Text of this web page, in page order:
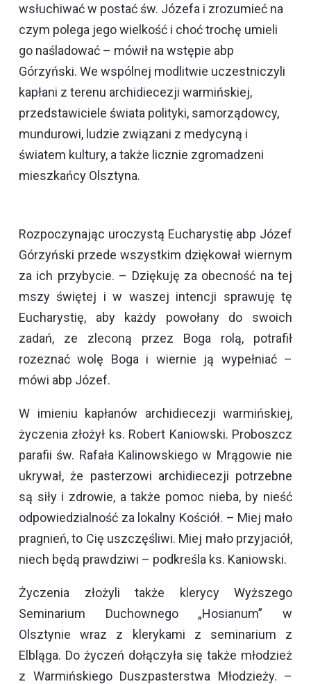
wsłuchiwać w postać św. Józefa i zrozumieć na
czym polega jego wielkość i choć trochę umieli
go naśladować – mówił na wstępie abp
Górzyński. We wspólnej modlitwie uczestniczyli
kapłani z terenu archidiecezji warmińskiej,
przedstawiciele świata polityki, samorządowcy,
mundurowi, ludzie związani z medycyną i
światem kultury, a także licznie zgromadzeni
mieszkańcy Olsztyna.
Rozpoczynając uroczystą Eucharystię abp Józef
Górzyński przede wszystkim dziękował wiernym
za ich przybycie. – Dziękuję za obecność na tej
mszy świętej i w waszej intencji sprawuję tę
Eucharystię, aby każdy powołany do swoich
zadań, ze zleconą przez Boga rolą, potrafił
rozeznać wolę Boga i wiernie ją wypełniać –
mówi abp Józef.
W imieniu kapłanów archidiecezji warmińskiej,
życzenia złożył ks. Robert Kaniowski. Proboszcz
parafii św. Rafała Kalinowskiego w Mrągowie nie
ukrywał, że pasterzowi archidiecezji potrzebne
są siły i zdrowie, a także pomoc nieba, by nieść
odpowiedzialność za lokalny Kościół. – Miej mało
pragnień, to Cię uszczęśliwi. Miej mało przyjaciół,
niech będą prawdziwi – podkreśla ks. Kaniowski.
Życzenia złożyli także klerycy Wyższego
Seminarium Duchownego „Hosianum” w
Olsztynie wraz z klerykami z seminarium z
Elbląga. Do życzeń dołączyła się także młodzież
z Warmińskiego Duszpasterstwa Młodzieży. –